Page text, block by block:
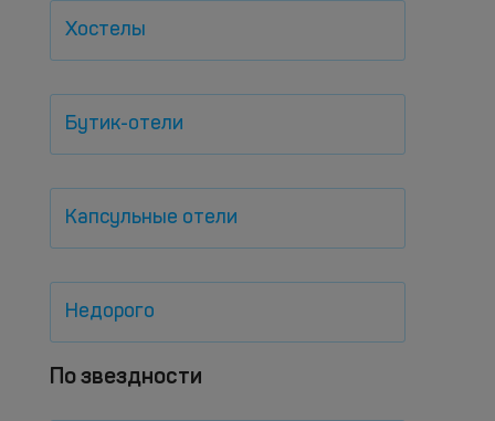
Хостелы
Бутик-отели
Капсульные отели
Недорого
По звездности